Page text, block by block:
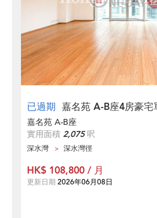
已過期 嘉名苑 A-B座4房豪宅
嘉名苑 A-B座
實用面積 2,075呎
深水灣 深水灣徑
HK$ 108,800 / 月
更新日期 2026年06月08日